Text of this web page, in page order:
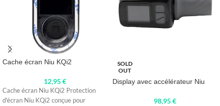
Cache écran Niu KQi2
12,95€
Cache écran Niu KQi2 Protection
d'écran Niu KQi2 conçue pour
SOLD
OUT
Display avec accélérateur Niu
98,95€